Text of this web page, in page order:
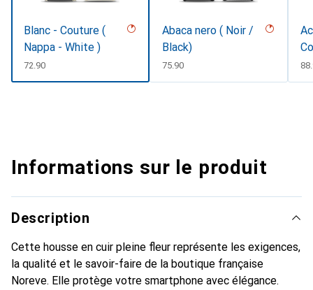
Blanc - Couture (
Nappa - White )
CHF
72.90
Abaca nero ( Noir /
Black)
CHF
75.90
Informations sur le produit
Description
Cette housse en cuir pleine fleur représente les exigences,
la qualité et le savoir-faire de la boutique française
Noreve. Elle protège votre smartphone avec élégance.